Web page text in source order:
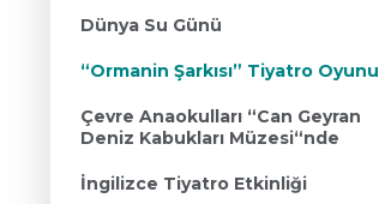
Dünya Su Günü
“Ormanin Şarkısı” Tiyatro Oyunu
Çevre Anaokulları “Can Geyran
Deniz Kabukları Müzesi“nde
İngilizce Tiyatro Etkinliği